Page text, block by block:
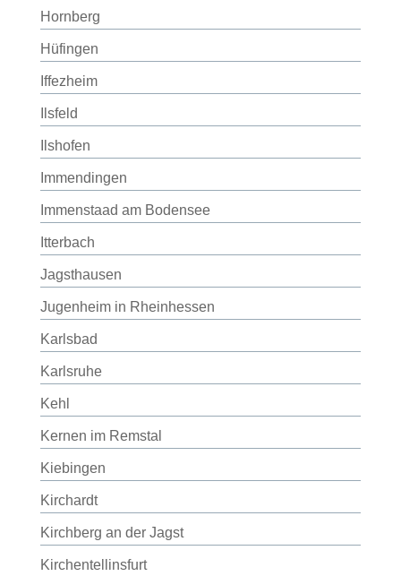
Hornberg
Hüfingen
Iffezheim
Ilsfeld
Ilshofen
Immendingen
Immenstaad am Bodensee
Itterbach
Jagsthausen
Jugenheim in Rheinhessen
Karlsbad
Karlsruhe
Kehl
Kernen im Remstal
Kiebingen
Kirchardt
Kirchberg an der Jagst
Kirchentellinsfurt